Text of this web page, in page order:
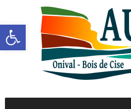
Ouvrir la barre